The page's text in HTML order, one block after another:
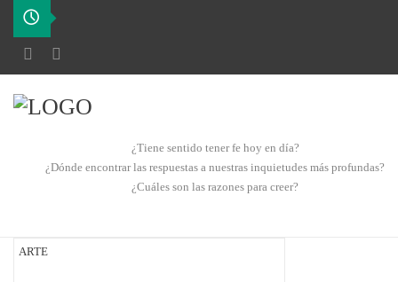
¿Tiene sentido tener fe hoy en día?
¿Dónde encontrar las respuestas a nuestras inquietudes más profundas?
¿Cuáles son las razones para creer?
ARTE